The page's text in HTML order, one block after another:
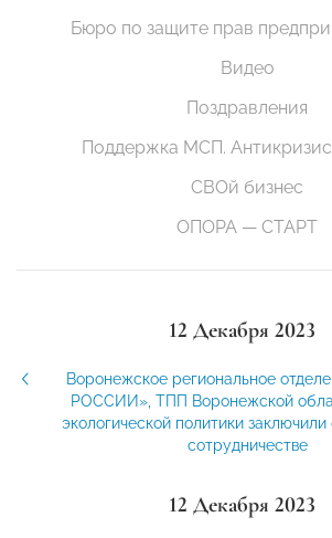
Бюро по защите прав
Видео
Поздравления
Поддержка МСП.
СВОй бизнес
ОПОРА — СТАРТ
12 Декабря 2023
Воронежское региональное
РОССИИ», ТПП Воронежской
экологической политики
сотрудничестве
12 Декабря 2023